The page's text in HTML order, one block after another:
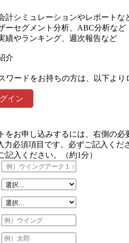
計シミュレーションやレポートな
ーセグメント分析、ABC分析など​
績やランキング、週次報告など​
介​
ードをお持ちの方は、以下より
イン
をお申し込みするには、右側の
力必須項目です。必ずご記入くだ
記入ください。（約1分）